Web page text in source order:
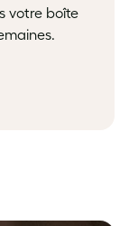
votre boîte